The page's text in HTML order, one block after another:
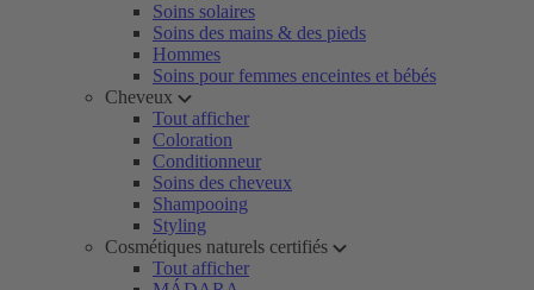
Soins solaires
Soins des mains & des pieds
Hommes
Soins pour femmes enceintes et bébés
Cheveux
Tout afficher
Coloration
Conditionneur
Soins des cheveux
Shampooing
Styling
Cosmétiques naturels certifiés
Tout afficher